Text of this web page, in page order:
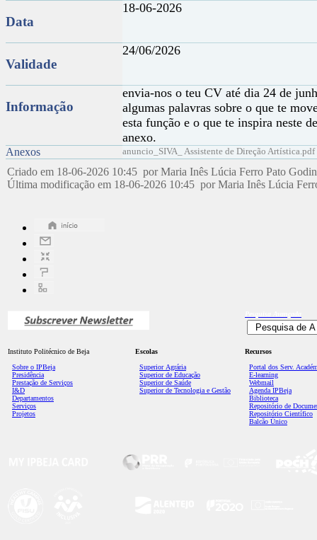
Data
18-06-2026
Validade
24/06/2026
Informação
envia-nos o teu CV até dia 24 de
algumas palavras sobre o que te
esta função e o que te inspira neste
anexo.
Anexos anuncio_SIVA_ Assistente de Direção Artística.pdf
Criado em 18-06-2026 10:45 por Maria Inês Lúcia Ferro Pato
Última modificação em 18-06-2026 10:45 por Maria Inês Lúcia
Instituto Politécnico de Beja
Sobre o IPBeja
Presidência
Prestação de Serviços
I&D
Departamentos
Serviços
Projetos
Escolas
Superior Agrária
Superior de Educação
Superior de Saúde
Superior de Tecnologia e Gestão
Recursos
Portal dos Serv.
E-learning
Webmail
Agenda IPBeja
Biblioteca
Repositório de
Repositório Científico
Balcão Único